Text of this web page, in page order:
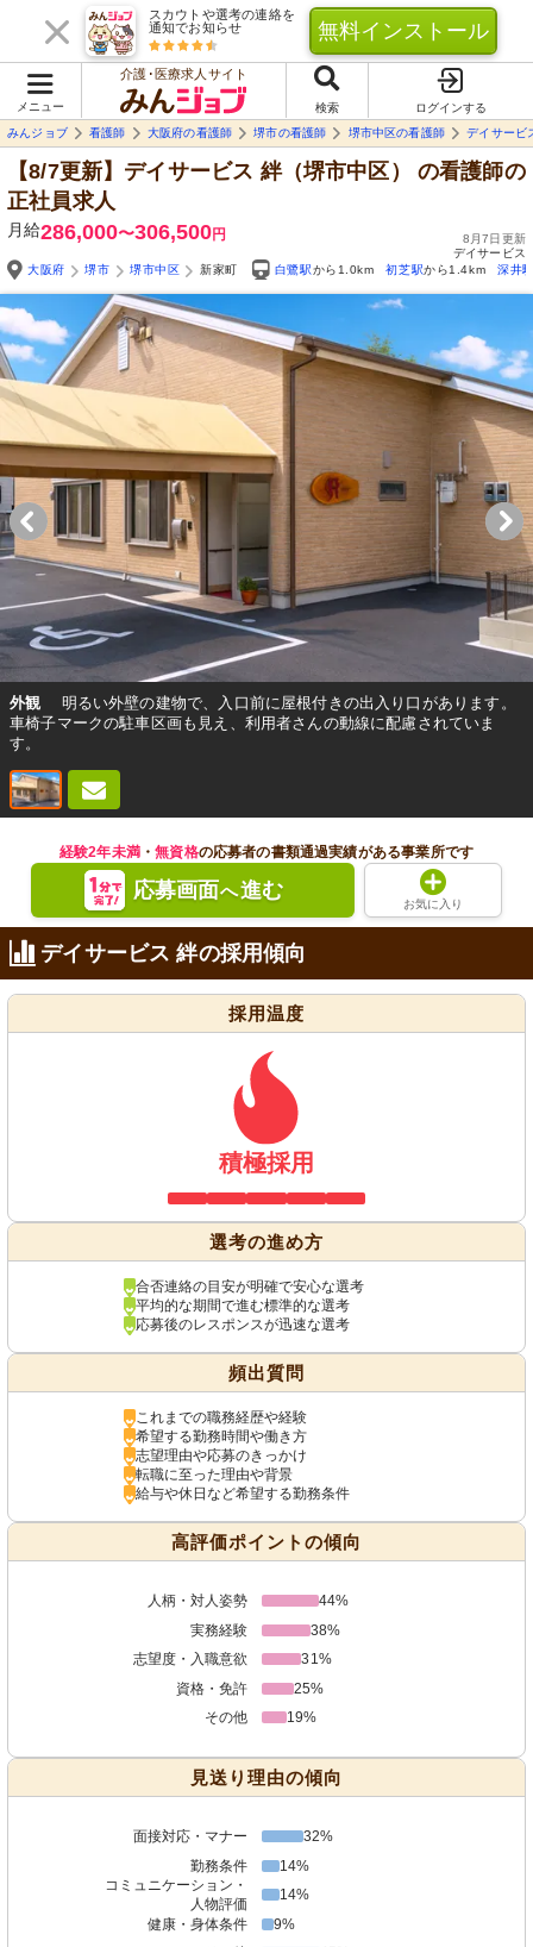
スカウトや選考の連絡を
通知でお知らせ
無料インストール
メニュー
介護･医療求人サイト
検索
ログインする
みんジョブ
看護師 大阪府の看護師 堺市の看護師 堺市中区の看護師 デイサービ
【8/7更新】デイサービス 絆（堺市中区）
の看護師の
正社員求人
月給286,000〜306,500円
8月7日更新
デイサービス
大阪府
堺市 堺市中区 新家町 白鷺駅から1.0km 初芝駅から1.4km 深井
外観
明るい外壁の建物で、入口前に屋根付きの出入り口があります。
車椅子マークの駐車区画も見え、利用者さんの動線に配慮されていま
す。
経験2年未満・無資格の応募者の書類通過実績がある事業所です
応募画面へ進む
お気に入り
デイサービス 絆の採用傾向
採用温度
積極採用
選考の進め方
合否連絡の目安が明確で安心な選考
平均的な期間で進む標準的な選考
応募後のレスポンスが迅速な選考
頻出質問
これまでの職務経歴や経験
希望する勤務時間や働き方
志望理由や応募のきっかけ
転職に至った理由や背景
給与や休日など希望する勤務条件
高評価ポイントの傾向
人柄・対人姿勢
44%
実務経験
38%
志望度・入職意欲
31%
資格・免許
25%
その他
19%
見送り理由の傾向
面接対応・マナー
32%
勤務条件
14%
コミュニケーション・
人物評価
14%
健康・身体条件
9%